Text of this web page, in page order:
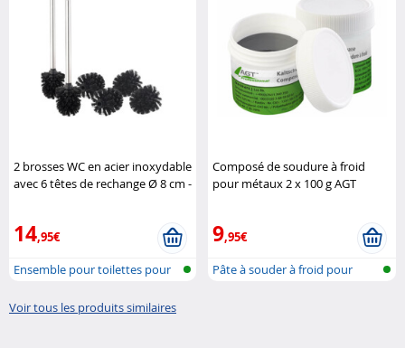
2 brosses WC en acier inoxydable
avec 6 têtes de rechange Ø 8 cm -
14,95€
Ensemble pour toilettes pour
Composé de soudure à froid
pour métaux 2 x 100 g AGT
9,95€
Pâte à souder à froid pour
Voir tous les produits similaires